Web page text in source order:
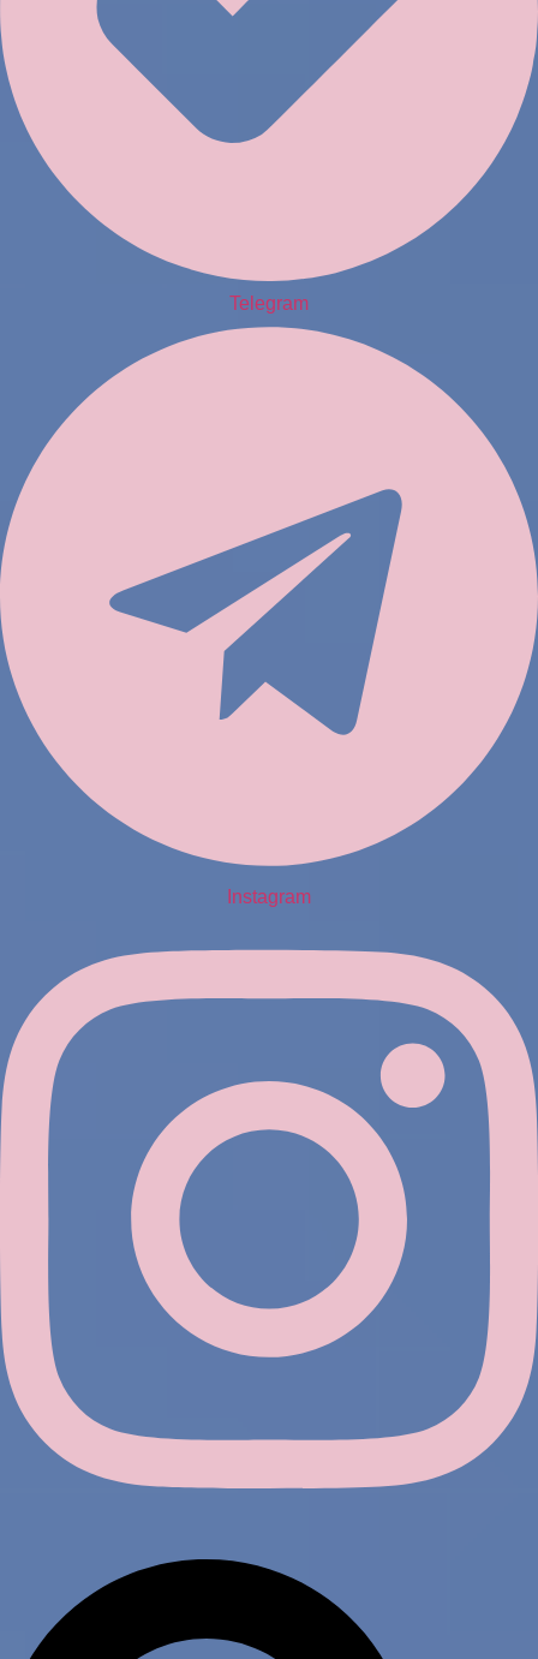
Telegram
Instagram